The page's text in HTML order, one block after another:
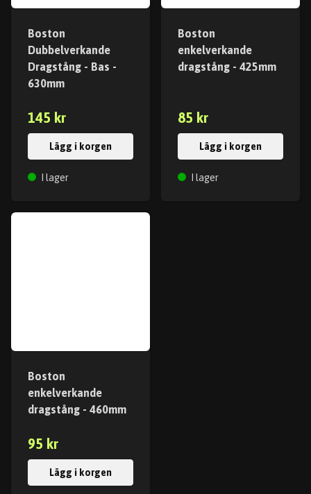
Boston
Dubbelverkande
Dragstång - Bas -
630mm
145 kr
Lägg i korgen
I lager
Boston
enkelverkande
dragstång - 425mm
85 kr
Lägg i korgen
I lager
Boston
enkelverkande
dragstång - 460mm
95 kr
Lägg i korgen